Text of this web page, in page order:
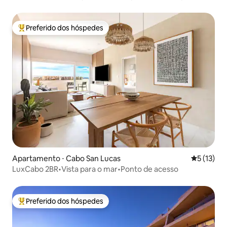
Entre os melhores preferidos dos hóspedes
Preferido dos hóspedes
Apartamento ⋅ Cabo San Lucas 5 de uma
5 (13)
LuxCabo 2BR•Vista para o mar•Ponto de acesso
Entre os melhores preferidos dos hóspedes
Preferido dos hóspedes